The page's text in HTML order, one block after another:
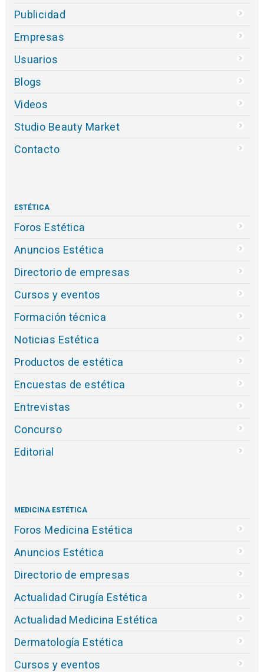
Publicidad
Empresas
Usuarios
Blogs
Videos
Studio Beauty Market
Contacto
ESTÉTICA
Foros Estética
Anuncios Estética
Directorio de empresas
Cursos y eventos
Formación técnica
Noticias Estética
Productos de estética
Encuestas de estética
Entrevistas
Concurso
Editorial
MEDICINA ESTÉTICA
Foros Medicina Estética
Anuncios Estética
Directorio de empresas
Actualidad Cirugía Estética
Actualidad Medicina Estética
Dermatología Estética
Cursos y eventos